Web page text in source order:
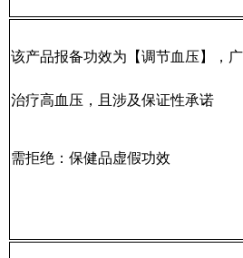
该产品报备功效为【调节血压】，
治疗高血压，且涉及保证性承诺
需拒绝：保健品虚假功效